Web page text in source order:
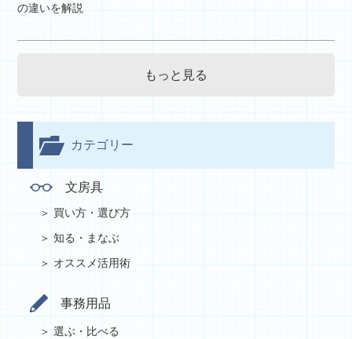
の違いを解説
もっと見る
カテゴリー
文房具
買い方・選び方
知る・まなぶ
オススメ活用術
事務用品
選ぶ・比べる